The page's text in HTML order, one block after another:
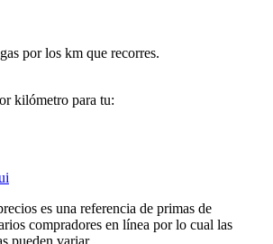
por los km que recorres.
kilómetro para tu:
es una referencia de primas de
compradores en línea por lo cual las
pueden variar.